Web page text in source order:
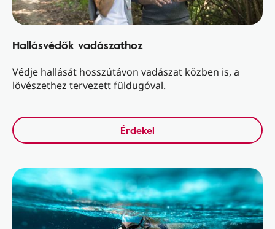
Hallásvédők vadászathoz
Védje hallását hosszútávon vadászat közben is, a
lövészethez tervezett füldugóval.
Érdekel